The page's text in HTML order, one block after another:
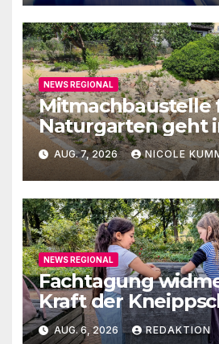
NEWS REGIONAL
Mitmachbaustelle
Naturgarten geht
Runde
AUG. 7, 2026 NICOLE
NEWS REGIONAL
Fachtagung
Kraft der
Elemente
AUG. 6, 2026 REDAKTION